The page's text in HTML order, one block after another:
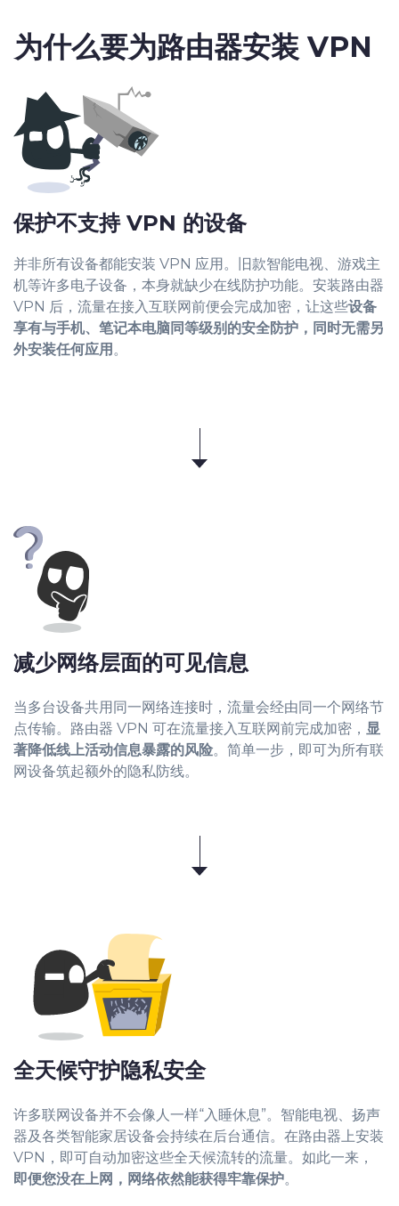
为什么要为路由器安装 VPN
保护不支持 VPN 的设备
并非所有设备都能安装 VPN 应用。旧款智能电视、游戏主
机等许多电子设备，本身就缺少在线防护功能。安装路由器
VPN 后，流量在接入互联网前便会完成加密，让这些设备
享有与手机、笔记本电脑同等级别的安全防护，同时无需另
外安装任何应用 。
当多台设备共用同一网络连接时，流量会经由同一个网络节
点传输。路由器 VPN 可在流量接入互联网前完成加密， 显
著降低线上活动信息暴露的风险。简单一步，即可为所有联
网设备筑起额外的隐私防线。
减少网络层面的可见信息
全天候守护隐私安全
许多联网设备并不会像人一样“入睡休息”。智能电视、扬声
器及各类智能家居设备会持续在后台通信。在路由器上安装
VPN，即可自动加密这些全天候流转的流量。如此一来，
即便您没在上网，网络依然能获得牢靠保护。